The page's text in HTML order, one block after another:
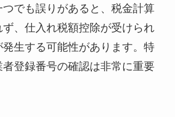
でも誤りがあると、税金計算
、仕入れ税額控除が受けられ
生する可能性があります。特
登録番号の確認は非常に重要